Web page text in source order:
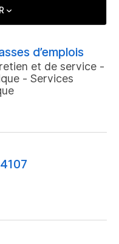
d’emplois
et de service -
- Services